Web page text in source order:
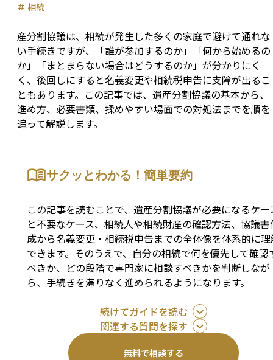
＃ 相続
産分割協議は、相続が発生した多くの家庭で避けて通れな
い手続きですが、「誰が参加するのか」「何から始めるの
か」「まとまらない場合はどうするのか」が分かりにく
く、後回しにすると名義変更や相続税申告に支障が出るこ
ともあります。この記事では、遺産分割協議の基本から、
進め方、必要書類、揉めやすい場面での対処法までを順を
追って解説します。
サクッとわかる！簡単要約
この記事を読むことで、遺産分割協議が必要になるケー
と不要なケース、相続人や相続財産の確認方法、協議書
成から名義変更・相続税申告までの全体像を体系的に
できます。そのうえで、自分の相続で何を優先して確認
べきか、どの段階で専門家に相談すべきかを判断しなが
ら、手続きを滞りなく進められるようになります。
続けてガイドを読む
関連する質問を探す
無料で相談する